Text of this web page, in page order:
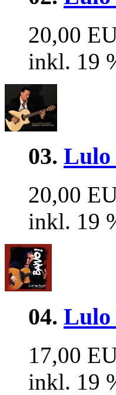
20,00
inkl. 19
03. Lulo
20,00
inkl. 19
04. Lulo
17,00
inkl. 19